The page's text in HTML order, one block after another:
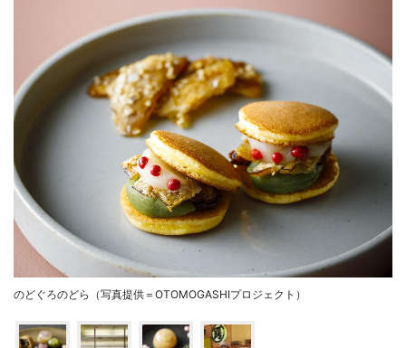
のどぐろのどら（写真提供＝OTOMOGASHIプロジェクト）